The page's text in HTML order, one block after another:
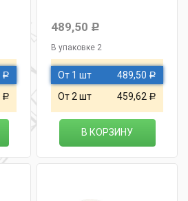
Р
Р
489,50 Р
В упаковке 2
От 1 шт 489,50 Р
От 2 шт 459,62 Р
В КОРЗИНУ